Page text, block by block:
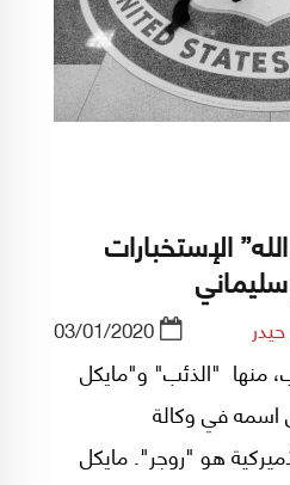
الإستخبارات
03/01/2020
منها "الذئب" و"مايكل
اسمه في وكالة
هو "روجر". مايكل